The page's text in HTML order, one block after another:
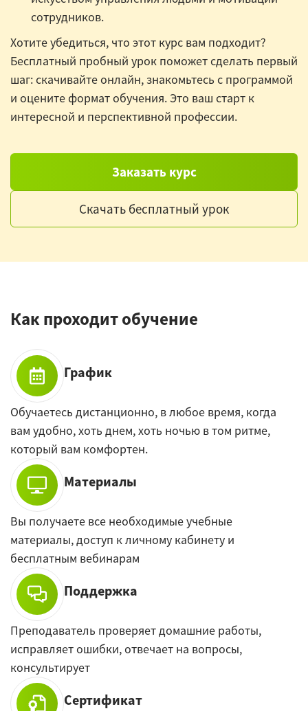
сотрудников.
Хотите убедиться, что этот курс вам подходит?
Бесплатный пробный урок поможет сделать первый
шаг: скачивайте онлайн, знакомьтесь с программой
и оцените формат обучения. Это ваш старт к
интересной и перспективной профессии.
Заказать курс
Скачать бесплатный урок
Как проходит обучение
График
Обучаетесь дистанционно, в любое время, когда
вам удобно, хоть днем, хоть ночью в том ритме,
который вам комфортен.
Материалы
Вы получаете все необходимые учебные
материалы, доступ к личному кабинету и
бесплатным вебинарам
Поддержка
Преподаватель проверяет домашние работы,
исправляет ошибки, отвечает на вопросы,
консультирует
Сертификат